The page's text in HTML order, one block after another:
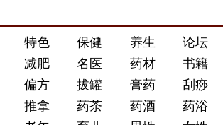
特色 保健 养生
论坛
减肥 名医 药材
书籍
偏方 拔罐 膏药
刮痧
推拿 药茶 药酒
药浴